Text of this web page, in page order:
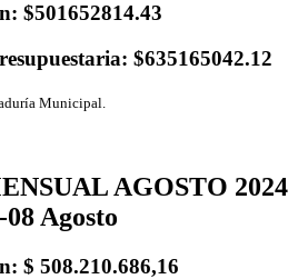
$501652814.43
$635165042.12
Municipal.
AGOSTO 2024
Agosto
$ 508.210.686,16